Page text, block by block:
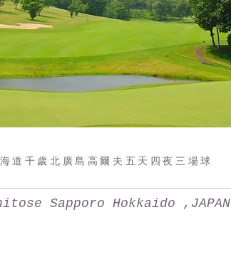
道千歲北廣島高爾夫五天四夜三場球
Sapporo Hokkaido ,JAPAN